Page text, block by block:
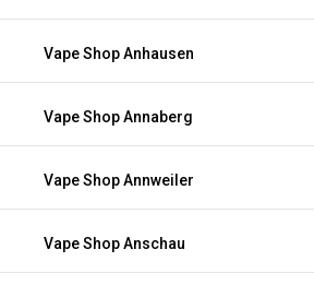
Vape Shop Anhausen
Vape Shop Annaberg
Vape Shop Annweiler
Vape Shop Anschau